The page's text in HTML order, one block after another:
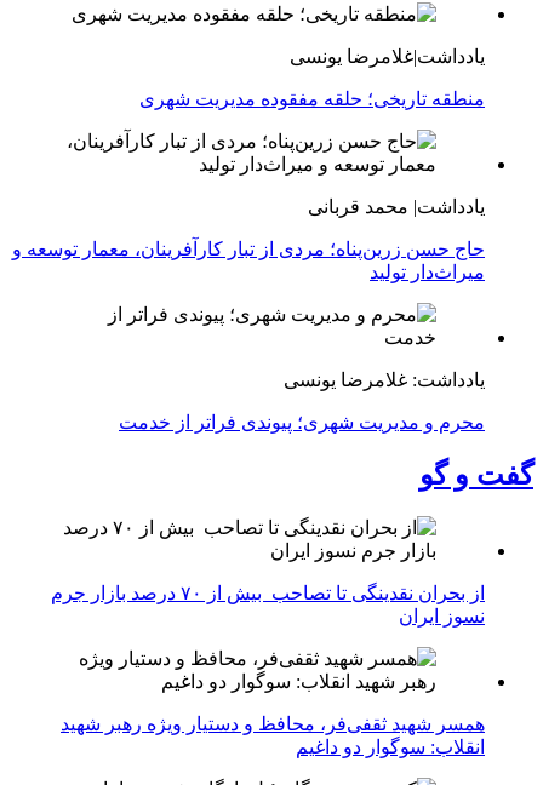
یادداشت|غلامرضا یونسی
منطقه تاریخی؛ حلقه مفقوده مدیریت شهری
یادداشت| محمد قربانی
حاج حسن زرین‌پناه؛ مردی از تبار کارآفرینان، معمار توسعه و
میراث‌دار تولید
یادداشت: غلامرضا یونسی
محرم و مدیریت شهری؛ پیوندی فراتر از خدمت
گفت و گو
از بحران نقدینگی تا تصاحب بیش از ۷۰ درصد بازار جرم
نسوز ایران
همسر شهید ثقفی‌فر، محافظ و دستیار ویژه رهبر شهید
انقلاب: سوگوار دو داغیم